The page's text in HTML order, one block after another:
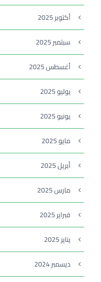
أكتوبر 2025
سبتمبر 2025
أغسطس 2025
يوليو 2025
يونيو 2025
مايو 2025
أبريل 2025
مارس 2025
فبراير 2025
يناير 2025
ديسمبر 2024